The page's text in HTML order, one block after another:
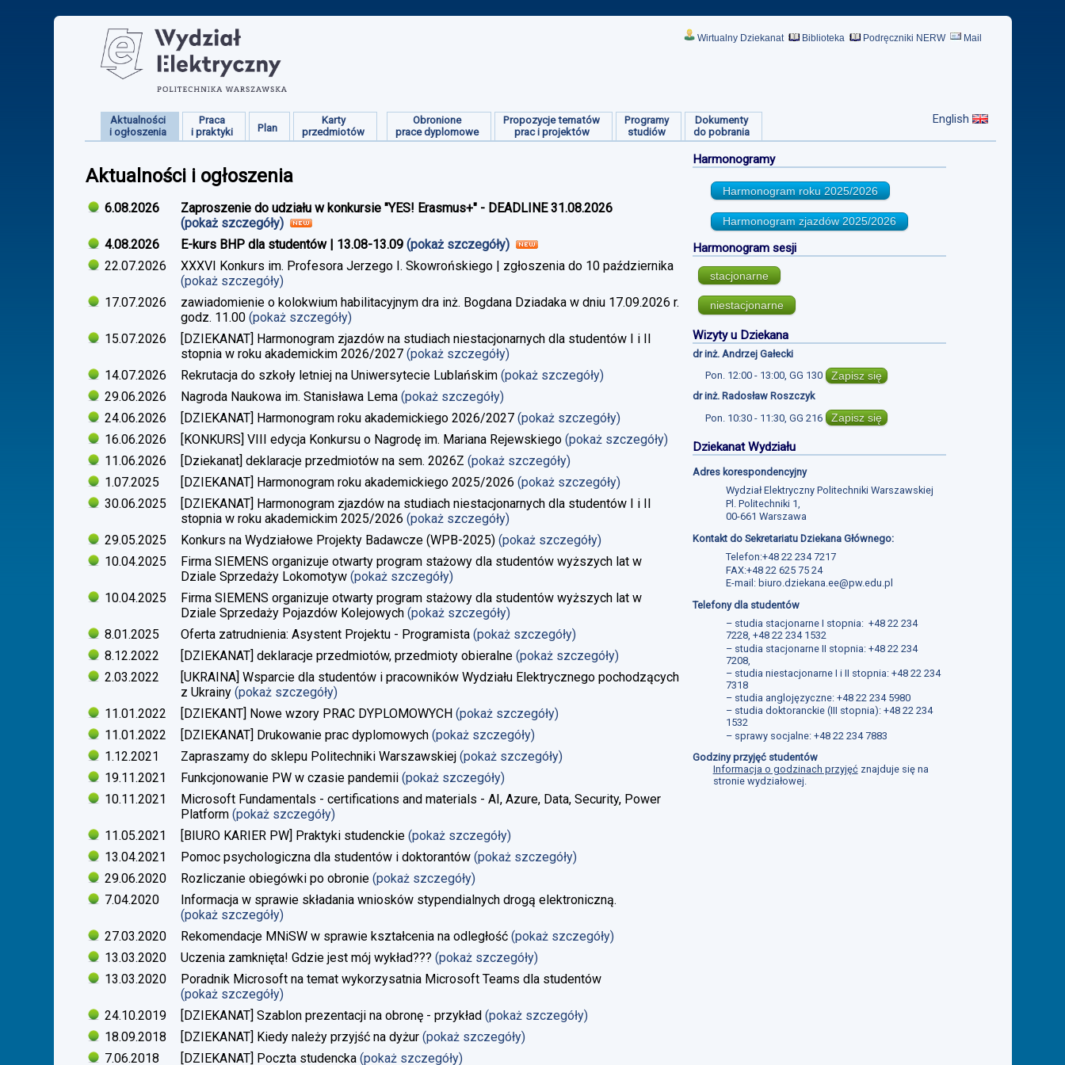
Wirtualny Dziekanat Biblioteka Podręczniki NERW Mail
Aktualności
i ogłoszenia
Praca
i praktyki
Plan
Karty
przedmiotów
Obronione
prace dyplomowe
Propozycje tematów
prac i projektów
Programy
studiów
Dokumenty
do pobrania
English
Aktualności i ogłoszenia
6.08.2026
Zaproszenie do udziału w konkursie "YES! Erasmus+" - DEADLINE 31.08.2026
(pokaż szczegóły)
4.08.2026
E-kurs BHP dla studentów | 13.08-13.09 (pokaż szczegóły)
22.07.2026
XXXVI Konkurs im. Profesora Jerzego I. Skowrońskiego | zgłoszenia do 10 października
(pokaż szczegóły)
17.07.2026
zawiadomienie o kolokwium habilitacyjnym dra inż. Bogdana Dziadaka w dniu 17.09.2026 r.
godz. 11.00 (pokaż szczegóły)
15.07.2026
[DZIEKANAT] Harmonogram zjazdów na studiach niestacjonarnych dla studentów I i II
stopnia w roku akademickim 2026/2027 (pokaż szczegóły)
14.07.2026
Rekrutacja do szkoły letniej na Uniwersytecie Lublańskim (pokaż szczegóły)
29.06.2026
Nagroda Naukowa im. Stanisława Lema (pokaż szczegóły)
24.06.2026
[DZIEKANAT] Harmonogram roku akademickiego 2026/2027 (pokaż szczegóły)
16.06.2026
[KONKURS] VIII edycja Konkursu o Nagrodę im. Mariana Rejewskiego (pokaż szczegóły)
11.06.2026
[Dziekanat] deklaracje przedmiotów na sem. 2026Z (pokaż szczegóły)
1.07.2025
[DZIEKANAT] Harmonogram roku akademickiego 2025/2026 (pokaż szczegóły)
30.06.2025
[DZIEKANAT] Harmonogram zjazdów na studiach niestacjonarnych dla studentów I i II
stopnia w roku akademickim 2025/2026 (pokaż szczegóły)
29.05.2025
Konkurs na Wydziałowe Projekty Badawcze (WPB-2025) (pokaż szczegóły)
10.04.2025
Firma SIEMENS organizuje otwarty program stażowy dla studentów wyższych lat w
Dziale Sprzedaży Lokomotyw (pokaż szczegóły)
10.04.2025
Firma SIEMENS organizuje otwarty program stażowy dla studentów wyższych lat w
Dziale Sprzedaży Pojazdów Kolejowych (pokaż szczegóły)
8.01.2025
Oferta zatrudnienia: Asystent Projektu - Programista (pokaż szczegóły)
8.12.2022
[DZIEKANAT] deklaracje przedmiotów, przedmioty obieralne (pokaż szczegóły)
2.03.2022
[UKRAINA] Wsparcie dla studentów i pracowników Wydziału Elektrycznego pochodzących
z Ukrainy (pokaż szczegóły)
11.01.2022
[DZIEKANT] Nowe wzory PRAC DYPLOMOWYCH (pokaż szczegóły)
11.01.2022
[DZIEKANAT] Drukowanie prac dyplomowych (pokaż szczegóły)
1.12.2021
Zapraszamy do sklepu Politechniki Warszawskiej (pokaż szczegóły)
19.11.2021
Funkcjonowanie PW w czasie pandemii (pokaż szczegóły)
10.11.2021
Microsoft Fundamentals - certifications and materials - AI, Azure, Data, Security, Power
Platform (pokaż szczegóły)
11.05.2021
[BIURO KARIER PW] Praktyki studenckie (pokaż szczegóły)
13.04.2021
Pomoc psychologiczna dla studentów i doktorantów (pokaż szczegóły)
29.06.2020
Rozliczanie obiegówki po obronie (pokaż szczegóły)
7.04.2020
Informacja w sprawie składania wniosków stypendialnych drogą elektroniczną.
(pokaż szczegóły)
27.03.2020
Rekomendacje MNiSW w sprawie kształcenia na odległość (pokaż szczegóły)
13.03.2020
Uczenia zamknięta! Gdzie jest mój wykład??? (pokaż szczegóły)
13.03.2020
Poradnik Microsoft na temat wykorzysatnia Microsoft Teams dla studentów
(pokaż szczegóły)
24.10.2019
[DZIEKANAT] Szablon prezentacji na obronę - przykład (pokaż szczegóły)
18.09.2018
[DZIEKANAT] Kiedy należy przyjść na dyżur (pokaż szczegóły)
7.06.2018
[DZIEKANAT] Poczta studencka (pokaż szczegóły)
Harmonogramy
Harmonogram roku2025/2026
Harmonogram zjazdów2025/2026
Harmonogram sesji
stacjonarne
niestacjonarne
Wizyty u Dziekana
dr inż. Andrzej Gałecki
Pon. 12:00 - 13:00, GG 130 Zapisz się
dr inż. Radosław Roszczyk
Pon. 10:30 - 11:30 GG 216 Zapisz się
Dziekanat Wydziału
Adres korespondencyjny
Wydział Elektryczny Politechniki Warszawskiej
Pl. Politechniki 1,
00-661 Warszawa
Kontakt do Sekretariatu Dziekana Głównego:
Telefon:+48 22 234 7217
FAX:+48 22 625 75 24
E-mail: biuro.dziekana.ee@pw.edu.pl
Telefony dla studentów
– studia stacjonarne I stopnia: +48 22 234
7228, +48 22 234 1532
– studia stacjonarne II stopnia: +48 22 234
7208,
– studia niestacjonarne I i II stopnia: +48 22 234
7318
– studia anglojęzyczne: +48 22 234 5980
– studia doktoranckie (III stopnia): +48 22 234
1532
– sprawy socjalne: +48 22 234 7883
Godziny przyjęć studentów
Informacja o godzinach przyjęćznajduje się na
stronie wydziałowej.